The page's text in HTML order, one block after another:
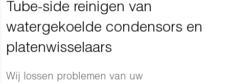
Tube-side reinigen van
watergekoelde condensors en
platenwisselaars
Wij lossen problemen van uw